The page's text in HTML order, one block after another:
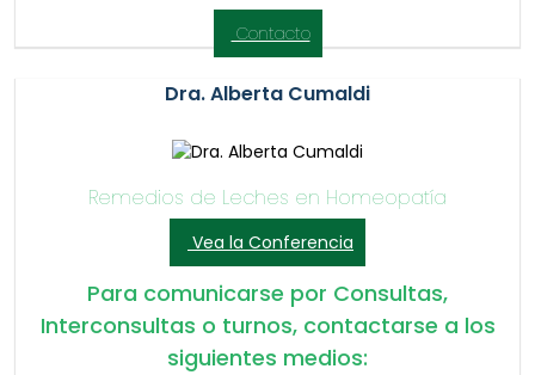
Contacto
Dra. Alberta Cumaldi
Remedios de Leches en Homeopatía
Vea la Conferencia
Para comunicarse por Consultas,
Interconsultas o turnos, contactarse a los
siguientes medios: